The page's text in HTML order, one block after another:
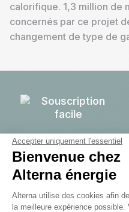
calorifique. 1,3 million de
concernés par ce projet
changement de type de
En ligne, rapide et
sans engagement
Accepter uniquement l'essentiel
Bienvenue chez
Alterna énergie
Plateforme de
Alterna utilise des cookies afin
la meilleure expérience